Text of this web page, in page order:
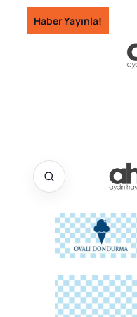
İçeriğe
geç
Haber Yayınla!